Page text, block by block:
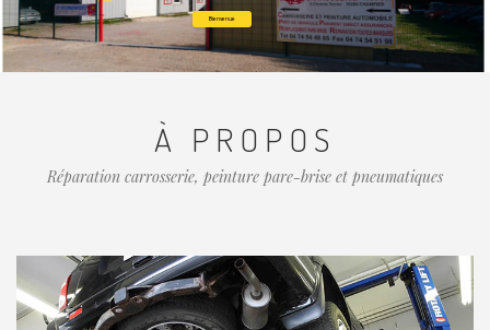
Bienvenue
À PROPOS
Réparation carrosserie, peinture pare-brise et pneumatiques